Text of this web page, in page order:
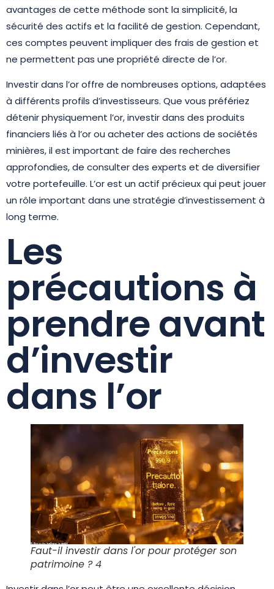
avantages de cette méthode sont la simplicité, la
sécurité des actifs et la facilité de gestion. Cependant,
ces comptes peuvent impliquer des frais de gestion et
ne permettent pas une propriété directe de l’or.
Investir dans l’or offre de nombreuses options, adaptées
à différents profils d’investisseurs. Que vous préfériez
détenir physiquement l’or, investir dans des produits
financiers liés à l’or ou acheter des actions de sociétés
minières, il est important de faire des recherches
approfondies, de consulter des experts et de diversifier
votre portefeuille. L’or est un actif précieux qui peut jouer
un rôle important dans une stratégie d’investissement à
long terme.
Les
précautions à
prendre avant
d’investir
dans l’or
Faut-il investir dans l'or pour protéger son
patrimoine ? 4